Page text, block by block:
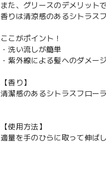
また、グリースのデメリット
香りは清涼感のあるシトラス
ここがポイント！
・洗い流しが簡単
・紫外線による髪へのダメー
【香り】
清潔感のあるシトラスフロー
【使用方法】
適量を手のひらに取って伸ば